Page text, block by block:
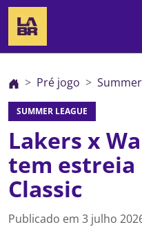
Pré jogo
SUMMER LEAGUE
Lakers x
tem estreia
Classic
Publicado em 3 julho